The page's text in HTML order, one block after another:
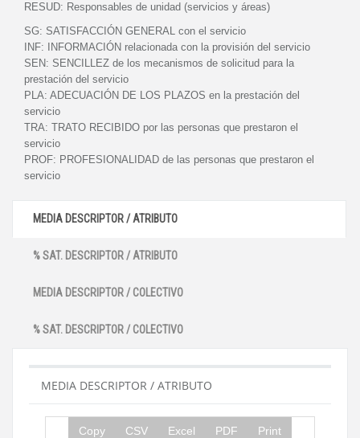
RESUD: Responsables de unidad (servicios y áreas)
SG: SATISFACCIÓN GENERAL con el servicio
INF:
INFORMACIÓN relacionada con la provisión del servicio
SEN: SENCILLEZ de los mecanismos de solicitud para la
prestación del servicio
PLA: ADECUACIÓN DE LOS PLAZOS en la prestación del
servicio
TRA: TRATO RECIBIDO por las personas que prestaron el
servicio
PROF: PROFESIONALIDAD de las personas que prestaron el
servicio
MEDIA DESCRIPTOR / ATRIBUTO
% SAT. DESCRIPTOR / ATRIBUTO
MEDIA DESCRIPTOR / COLECTIVO
% SAT. DESCRIPTOR / COLECTIVO
MEDIA DESCRIPTOR / ATRIBUTO
Copy CSV Excel PDF Print